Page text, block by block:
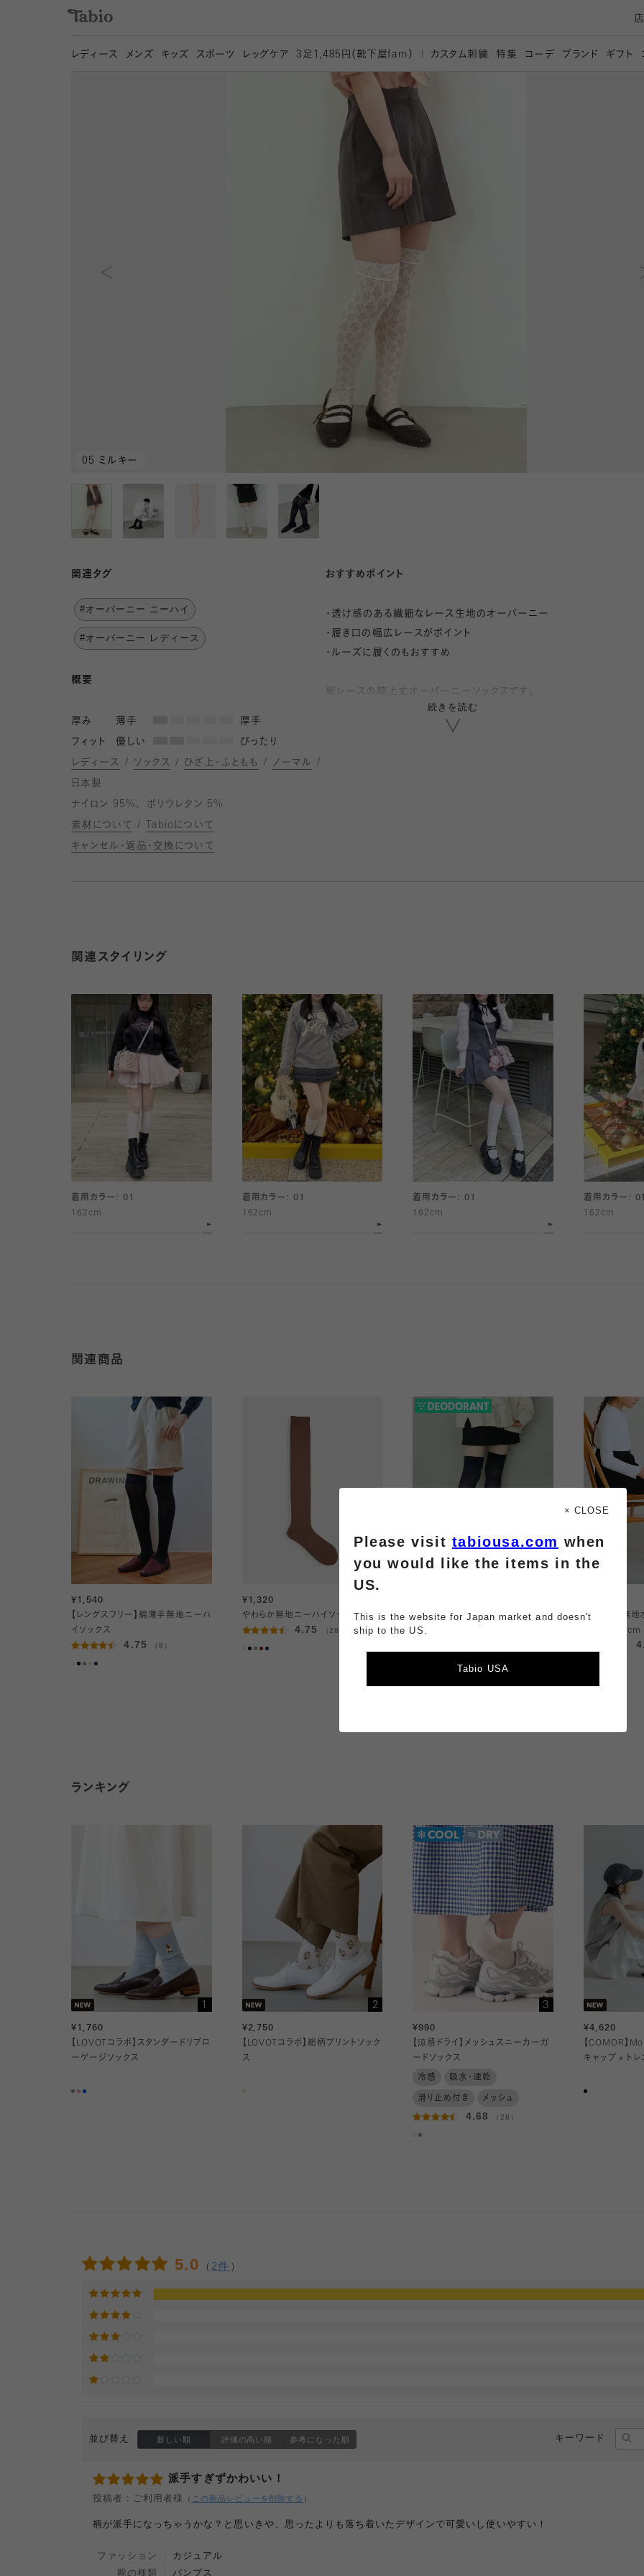
レディース メンズ キッズ スポーツ レッグケア 3 足1,485円（靴下屋fam） カスタム刺繍 特集 コーデ ブランド ギフト
05 ミルキー
関連タグ
#オーバーニー ニーハイ
#オーバーニー レディース
概要
厚み 薄手
厚手
フィット
優しい
ぴったり
レディース
ソックス ひざ上・ふともも
ノーマル
日本製
ナイロン 95%
ポリウレタン 5%
素材について
Tabioについて
キャンセル・返品・交換について
おすすめポイント
・透け感のある繊細なレース生地のオーバーニー
・履き口の幅広レースがポイント
・ルーズに履くのもおすすめ
総レースの膝上丈オーバーニーソックスです。
履き口を幅広のレースでホールドしているので、ずり落
続きを読む
関連スタイリング
着用カラー: 01
162cm
着用カラー: 01
162cm
着用カラー: 01
162cm
着用カラー: 01
162cm
関連商品
¥1,540
【レングスフリー】綿薄手無地ニーハ
イソックス
4.75 （8）
¥1,320
やわらか無地ニーハイソックス
4.75 （28）
【消臭】40デニールオーバーニーソ
ックス
消臭
4.22（9）
【キッズ 】無
ス / 19-21cm
ランキング
1
¥1,760
【LOVOTコラボ】スタンダードリブロ
ーゲージソックス
2
¥2,750
【LOVOTコラボ】総柄プリントソック
ス
3
¥990
【涼感ドライ】メッシュスニーカーガ
ードソックス
冷感 吸水・速乾
滑り止め付き メッシュ
4.68 （28）
¥4,620
【COMOR】
キャップ＋トレ
5.0 （ 2件 ）
並び替え 新しい順 評価の高い順 参考になった順 キーワード
派手すぎずかわいい！
投稿者：ご利用者様
（ この商品レビューを削除する ）
柄が派手になっちゃうかな？と思いきや、思ったよりも落ち着いたデザインで可愛いし使いやすい！
ファッション
カジュアル
靴の種類
パンプス
× CLOSE
Please visit tabiousa.com when
you would like the items in the
US.
This is the website for Japan market and doesn't
ship to the US.
Tabio USA